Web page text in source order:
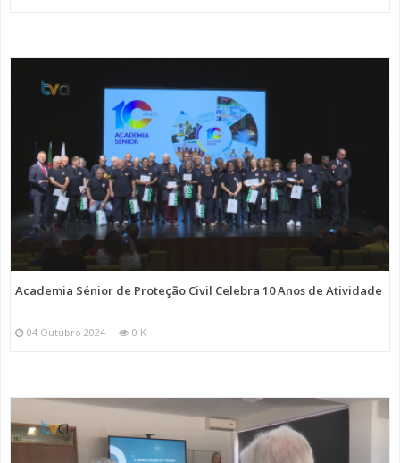
Academia Sénior de Proteção Civil Celebra 10 Anos de Atividade
04 Outubro 2024 0 K